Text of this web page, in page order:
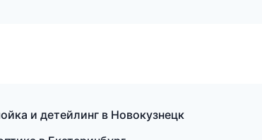
и детейлинг в Новокузнецк